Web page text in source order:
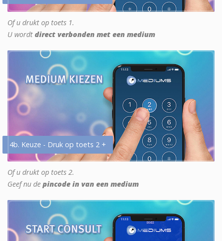
Of u drukt op toets 1.
U wordt direct verbonden met een medium
4b. Keuze - Druk op toets 2 +
Of u drukt op toets 2.
Geef nu de pincode in van een medium